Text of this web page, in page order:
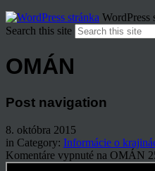
WordPress
Search this site
OMÁN
Post navigation
8. októbra 2015
in Category: Informácie o
Komentáre vypnuté na OMÁN